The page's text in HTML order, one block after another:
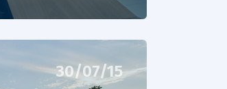
30/07/15